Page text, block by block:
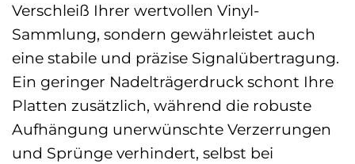
Verschleiß Ihrer wertvollen Vinyl-
Sammlung, sondern gewährleistet auch
eine stabile und präzise Signalübertragung.
Ein geringer Nadelträgerdruck schont Ihre
Platten zusätzlich, während die robuste
Aufhängung unerwünschte Verzerrungen
und Sprünge verhindert, selbst bei